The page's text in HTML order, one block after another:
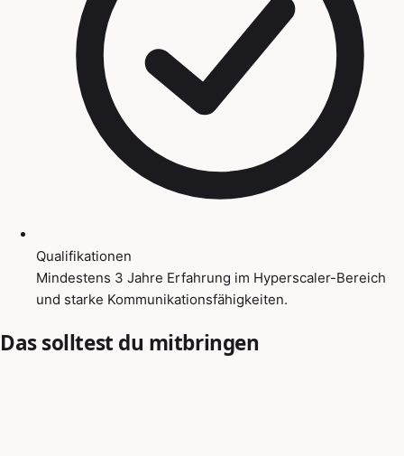
Qualifikationen
Mindestens 3 Jahre Erfahrung im Hyperscaler-Bereich
und starke Kommunikationsfähigkeiten.
Das solltest du mitbringen